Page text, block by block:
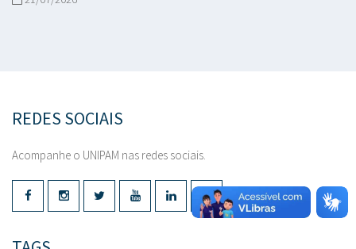
REDES SOCIAIS
Acompanhe o UNIPAM nas redes sociais.